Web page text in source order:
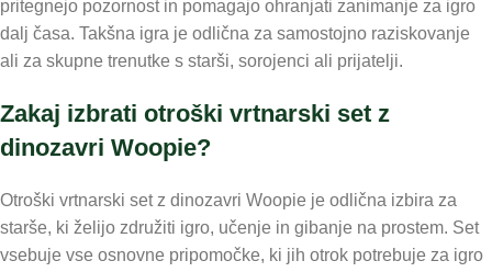
pritegnejo pozornost in pomagajo ohranjati zanimanje za igro
dalj časa. Takšna igra je odlična za samostojno raziskovanje
ali za skupne trenutke s starši, sorojenci ali prijatelji.
Zakaj izbrati otroški vrtnarski set z
dinozavri Woopie?
Otroški vrtnarski set z dinozavri Woopie je odlična izbira za
starše, ki želijo združiti igro, učenje in gibanje na prostem. Set
vsebuje vse osnovne pripomočke, ki jih otrok potrebuje za igro